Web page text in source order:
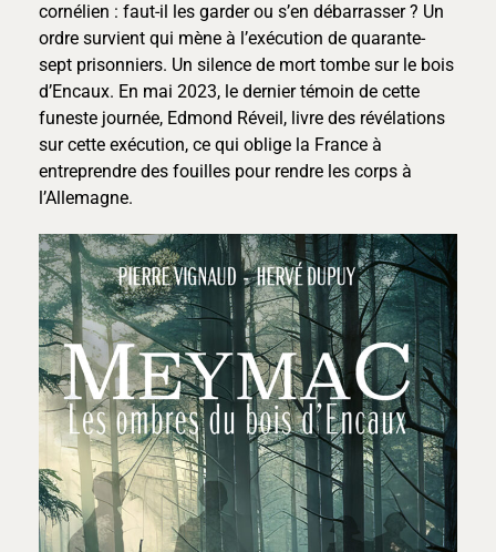
cornélien : faut-il les garder ou s’en débarrasser ? Un
ordre survient qui mène à l’exécution de quarante-
sept prisonniers. Un silence de mort tombe sur le bois
d’Encaux. En mai 2023, le dernier témoin de cette
funeste journée, Edmond Réveil, livre des révélations
sur cette exécution, ce qui oblige la France à
entreprendre des fouilles pour rendre les corps à
l’Allemagne.